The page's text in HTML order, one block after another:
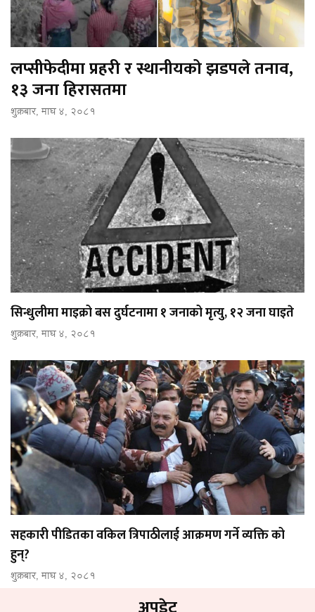
लप्सीफेदीमा प्रहरी र स्थानीयको झडपले तनाव,
१३ जना हिरासतमा
शुक्रबार, माघ ४, २०८१
सिन्धुलीमा माइक्रो बस दुर्घटनामा १ जनाको मृत्यु, १२ जना घाइते
शुक्रबार, माघ ४, २०८१
सहकारी पीडितका वकिल त्रिपाठीलाई आक्रमण गर्ने व्यक्ति को
हुन्?
शुक्रबार, माघ ४, २०८१